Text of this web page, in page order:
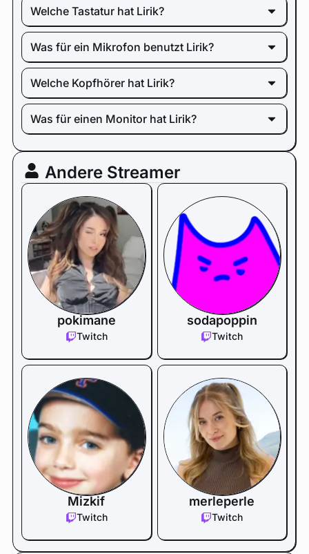
Welche Tastatur hat Lirik?
Was für ein Mikrofon benutzt Lirik?
Welche Kopfhörer hat Lirik?
Was für einen Monitor hat Lirik?
Andere Streamer
pokimane
Twitch
sodapoppin
Twitch
Mizkif
Twitch
merleperle
Twitch